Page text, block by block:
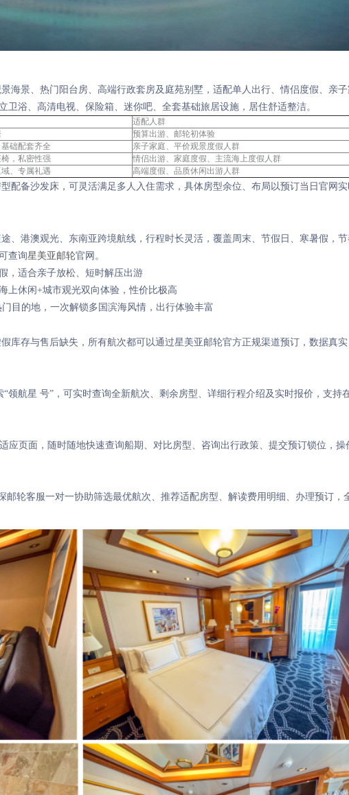
海景、热门阳台房、高端行政套房及庭苑别墅，适配单人出行、情侣度假、亲
浴、高清电视、保险箱、迷你吧、全套基础旅居设施，居住舒适整洁。
适配人群
预算出游、邮轮初体验
础配套齐全
亲子家庭、平价观景度假人群
，私密性强
情侣出游、家庭度假、主流海上度假人群
、专属礼遇 高端度假、品质休闲出游人群
配备沙发床，可灵活满足多人入住需求，具体房型余位、布局以预订当日官网
、港澳观光、东南亚跨境航线，行程时长灵活，覆盖周末、节假日、寒暑假，
查询星美亚邮轮官网。
，适合亲子放松、短时解压出游
上休闲+城市观光双向体验，性价比极高
目的地，一次解锁多国滨海风情，出行体验丰富
库存与售后缺失，所有航次都可以通过星美亚邮轮官方正规渠道预订，数据真
“领航星 号”，可实时查询全新航次、剩余房型、详细行程介绍及实时报价，支持
适应页面，随时随地快速查询船期、对比房型、咨询出行政策、提交预订锁位，操
邮轮客服一对一协助筛选最优航次、推荐适配房型、解读费用明细、办理预订，